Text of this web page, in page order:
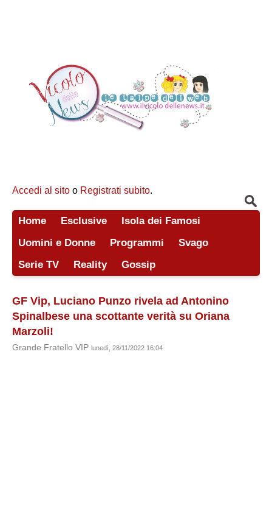
Accedi al sito o Registrati subito.
Home Esclusive
Isola dei Famosi
Uomini e Donne
Programmi
Svago
Serie TV
Reality Gossip
GF Vip, Luciano Punzo rivela ad Antonino
Spinalbese una scottante verità su Oriana
Marzoli!
Grande Fratello VIP lunedì, 28/11/2022 16:04